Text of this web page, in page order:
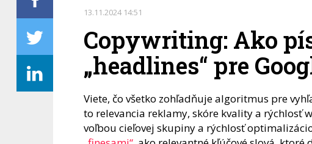
13.11.2024 14:51
Copywriting: Ako
„headlines“ pre
Viete, čo všetko zohľadňuje algoritmus pre
to relevancia reklamy, skóre kvality a rýchlosť
voľbou cieľovej skupiny a rýchlosť